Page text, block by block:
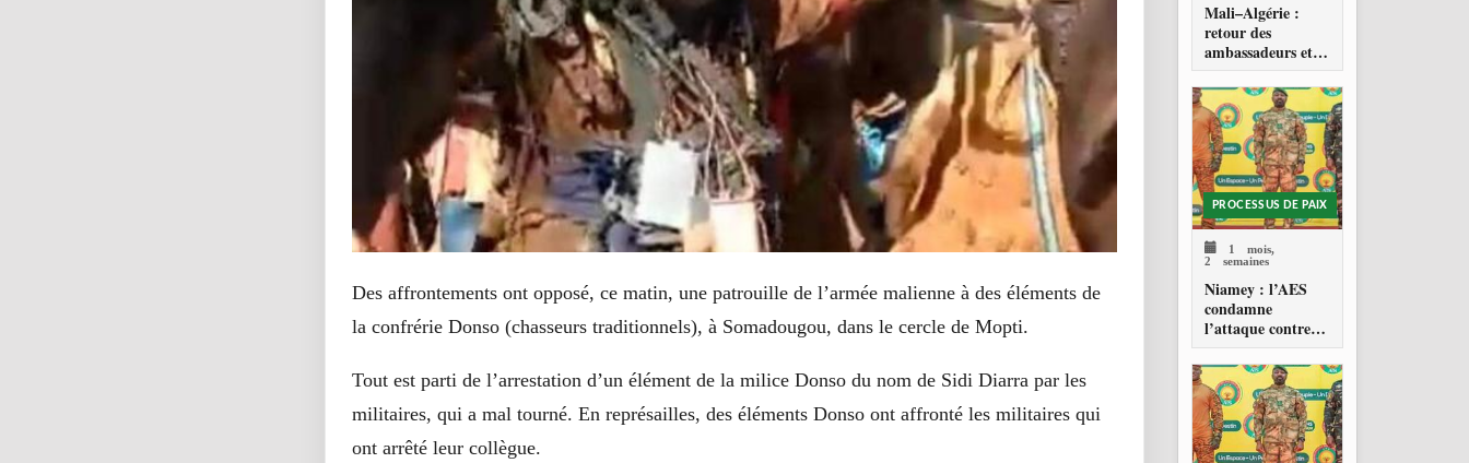
Des affrontements ont opposé, ce matin, une patrouille de l’armée malienne à des éléments de
la confrérie Donso (chasseurs traditionnels), à Somadougou, dans le cercle de Mopti.
Tout est parti de l’arrestation d’un élément de la milice Donso du nom de Sidi Diarra par les
militaires, qui a mal tourné. En représailles, des éléments Donso ont affronté les militaires qui
ont arrêté leur collègue.
Mali–Algérie :
retour des
ambassadeurs et
réouverture des
espaces aériens
PROCESSUS DE PAIX
1 mois,
2 semaines
Niamey : l’AES
condamne
l’attaque contre
l’aéroport Diori
Hamani